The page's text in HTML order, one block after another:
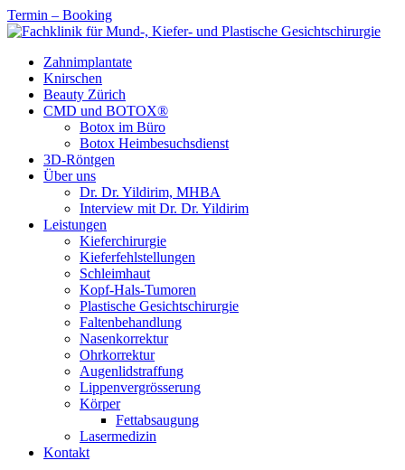
Termin – Booking
Zahnimplantate
Knirschen
Beauty Zürich
CMD und BOTOX®
Botox im Büro
Botox Heimbesuchsdienst
3D-Röntgen
Über uns
Dr. Dr. Yildirim, MHBA
Interview mit Dr. Dr. Yildirim
Leistungen
Kieferchirurgie
Kieferfehlstellungen
Schleimhaut
Kopf-Hals-Tumoren
Plastische Gesichtschirurgie
Faltenbehandlung
Nasenkorrektur
Ohrkorrektur
Augenlidstraffung
Lippenvergrösserung
Körper
Fettabsaugung
Lasermedizin
Kontakt